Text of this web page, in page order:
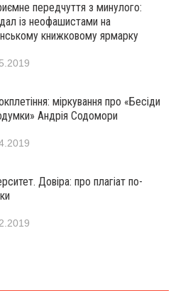
передчуття з минулого:
із неофашистами на
книжковому ярмарку
міркування про «Бесіди
Андрія Содомори
Довіра: про плагіат по-